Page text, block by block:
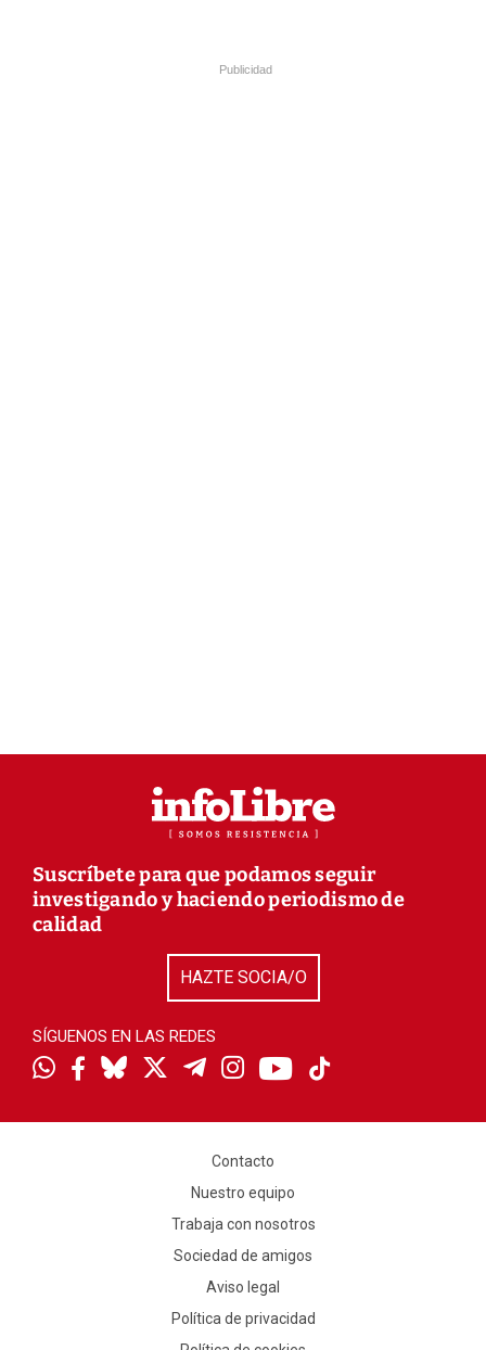
Publicidad
Suscríbete para que podamos seguir
investigando y haciendo periodismo de
calidad
HAZTE SOCIA/O
SÍGUENOS EN LAS REDES
Contacto
Nuestro equipo
Trabaja con nosotros
Sociedad de amigos
Aviso legal
Política de privacidad